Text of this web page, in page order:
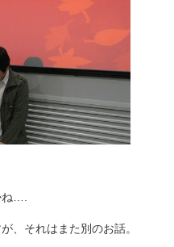
….
、それはまた別のお話。